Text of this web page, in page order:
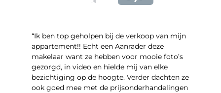
“Ik ben top geholpen bij de verkoop van mijn
appartement!! Echt een Aanrader deze
makelaar want ze hebben voor mooie foto’s
gezorgd, in video en hielde mij van elke
bezichtiging op de hoogte. Verder dachten ze
ook goed mee met de prijsonderhandelingen